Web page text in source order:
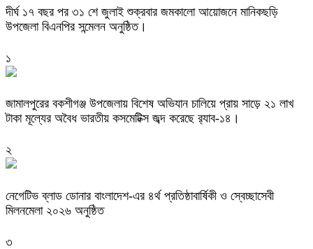
দীর্ঘ ১৭ বছর পর ৩১ শে জুলাই শুক্রবার জমকালো আয়োজনে মানিকছড়ি
উপজেলা বিএনপির সন্মেলন অনুষ্ঠিত।
১
জামালপুরের বকশীগঞ্জ উপজেলায় বিশেষ অভিযান চালিয়ে প্রায় সাড়ে ২১ লাখ
টাকা মূল্যের অবৈধ ভারতীয় কসমেটিক্স জব্দ করেছে র‌্যাব-১৪।
২
নেগেটিভ ব্লাড ডোনার বাংলাদেশ-এর ৪র্থ প্রতিষ্ঠাবার্ষিকী ও স্বেচ্ছাসেবী
মিলনমেলা ২০২৬ অনুষ্ঠিত
৩